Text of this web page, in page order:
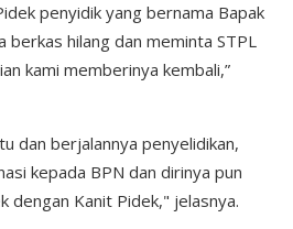
penyidik yang bernama Bapak
berkas hilang dan meminta STPL
kami memberinya kembali,”
dan berjalannya penyelidikan,
kepada BPN dan dirinya pun
dengan Kanit Pidek," jelasnya.